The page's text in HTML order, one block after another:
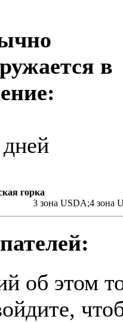
в
горка
3 зона USDA;4 зона
об этом